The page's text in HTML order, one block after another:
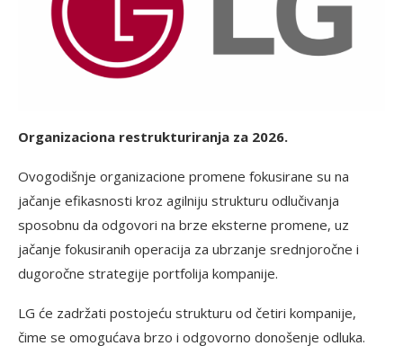
Organizaciona restrukturiranja za 2026.
Ovogodišnje organizacione promene fokusirane su na
jačanje efikasnosti kroz agilniju strukturu odlučivanja
sposobnu da odgovori na brze eksterne promene, uz
jačanje fokusiranih operacija za ubrzanje srednjoročne i
dugoročne strategije portfolija kompanije.
LG će zadržati postojeću strukturu od četiri kompanije,
čime se omogućava brzo i odgovorno donošenje odluka.